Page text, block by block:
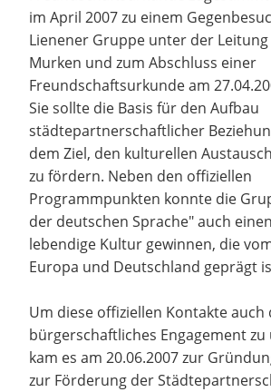
im April 2007 zu einem
Lienener Gruppe unter der
Murken und zum Abschluss einer
Freundschaftsurkunde am
Sie sollte die Basis für den Aufbau
städtepartnerschaftlicher
dem Ziel, den kulturellen
zu fördern. Neben den offiziellen
Programmpunkten konnte die
der deutschen Sprache" auch
lebendige Kultur gewinnen, die
Europa und Deutschland geprägt
Um diese offiziellen Kontakte auch
bürgerschaftliches Engagement
kam es am 20.06.2007 zur
zur Förderung der